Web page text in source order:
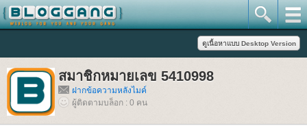
สมาชิกหมายเลข 5410998
ฝากข้อความหลังไมค์
ผู้ติดตามบล็อก : 0 คน